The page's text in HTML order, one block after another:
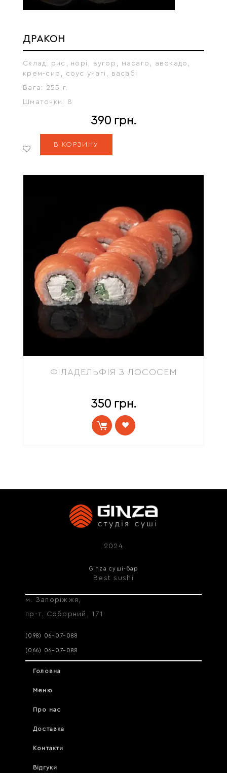
ДРАКОН
Склад:
рис, норі, вугор, масаго, авокадо,
крем-сир, соус унагі, васабі
Вага:
255 г.
Шматочки:
8
390 грн.
В КОРЗИНУ
ФІЛАДЕЛЬФІЯ З ЛОСОСЕМ
350 грн.
2024
Ginza суші-бар
Best sushi
м. Запоріжжя,
пр-т. Соборний, 171
(098) 06–07–088
(066) 06–07–088
Головна
Меню
Про нас
Доставка
Контакти
Відгуки